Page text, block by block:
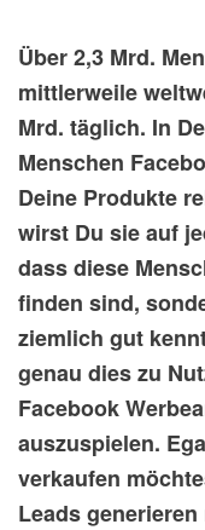
Über 2,3 Mrd.
mittlerweile
Mrd. täglich. In
Menschen
Deine Produkte
wirst Du sie auf
dass diese
finden sind,
ziemlich gut
genau dies zu
Facebook
auszuspielen.
verkaufen
Leads